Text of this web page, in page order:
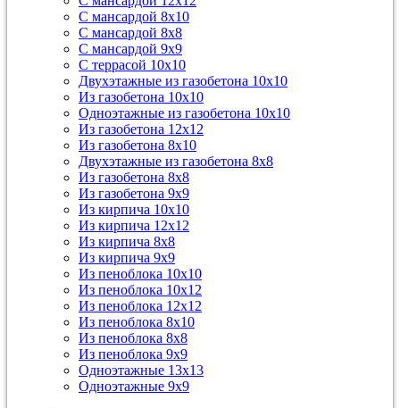
С мансардой 8х10
С мансардой 8х8
С мансардой 9х9
С террасой 10х10
Двухэтажные из газобетона 10х10
Из газобетона 10х10
Одноэтажные из газобетона 10х10
Из газобетона 12х12
Из газобетона 8х10
Двухэтажные из газобетона 8х8
Из газобетона 8х8
Из газобетона 9х9
Из кирпича 10х10
Из кирпича 12х12
Из кирпича 8х8
Из кирпича 9х9
Из пеноблока 10х10
Из пеноблока 10х12
Из пеноблока 12х12
Из пеноблока 8х10
Из пеноблока 8х8
Из пеноблока 9х9
Одноэтажные 13х13
Одноэтажные 9х9